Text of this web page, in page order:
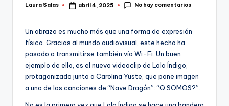
Publicado
Laura Salas abril 4, 2025 No hay comentarios
Un abrazo es mucho más que una forma de expresión
física. Gracias al mundo audiovisual, este hecho ha
pasado a transmitirse también vía Wi-Fi. Un buen
ejemplo de ello, es el nuevo videoclip de Lola Índigo,
protagonizado junto a Carolina Yuste, que pone imagen
a una de las canciones de “Nave Dragón”: “Q SOMOS?”.